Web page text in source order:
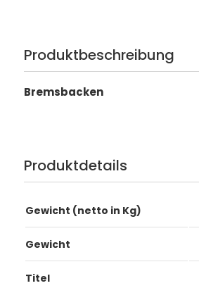
Produktbeschreibung
Bremsbacken
Produktdetails
Gewicht (netto in Kg)
Gewicht
Titel